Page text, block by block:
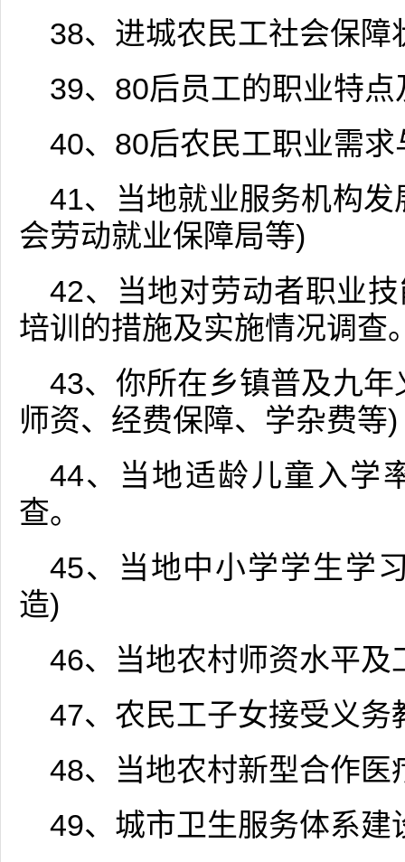
38、进城农民工社会保障
39、80后员工的职业特
40、80后农民工职业需
41、当地就业服务机构
会劳动就业保障局等)
42、当地对劳动者职业
培训的措施及实施情况调查
43、你所在乡镇普及九
师资、经费保障、学杂费等)
44、当地适龄儿童入学
查。
45、当地中小学学生学
造)
46、当地农村师资水平及
47、农民工子女接受义务
48、当地农村新型合作医
49、城市卫生服务体系建